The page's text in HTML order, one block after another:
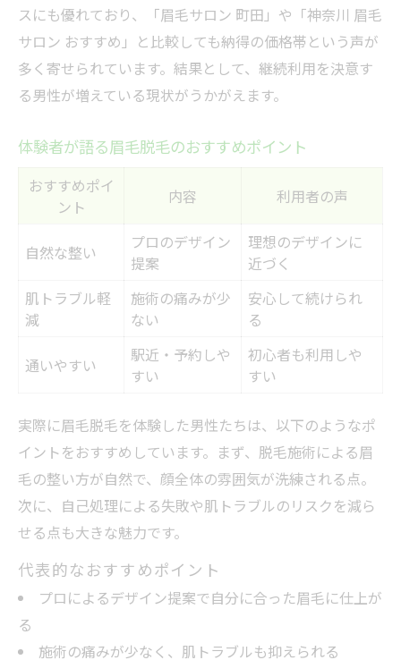
スにも優れており、「眉毛サロン 町田」や「神奈川 眉毛
サロン おすすめ」と比較しても納得の価格帯という声が
多く寄せられています。結果として、継続利用を決意す
る男性が増えている現状がうかがえます。
体験者が語る眉毛脱毛のおすすめポイント
おすすめポイ
ント
内容 利用者の声
自然な整い
プロのデザイン
提案
理想のデザインに
近づく
肌トラブル軽
減
施術の痛みが少
ない
安心して続けられ
る
通いやすい
駅近・予約しや
すい
初心者も利用しや
すい
実際に眉毛脱毛を体験した男性たちは、以下のようなポ
イントをおすすめしています。まず、脱毛施術による眉
毛の整い方が自然で、顔全体の雰囲気が洗練される点。
次に、自己処理による失敗や肌トラブルのリスクを減ら
せる点も大きな魅力です。
代表的なおすすめポイント
プロによるデザイン提案で自分に合った眉毛に仕上が
る
施術の痛みが少なく、肌トラブルも抑えられる